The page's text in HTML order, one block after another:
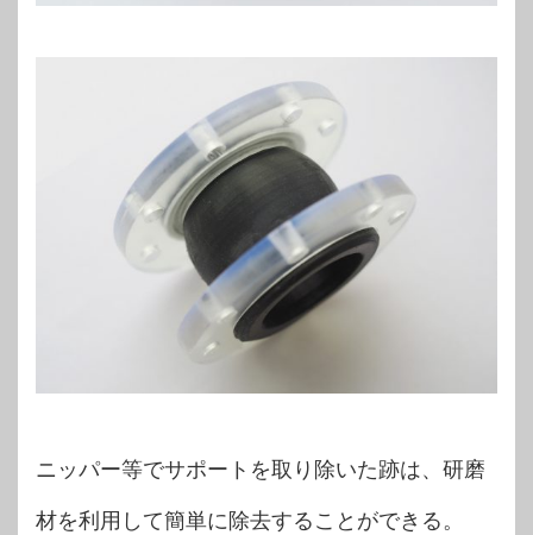
ニッパー等でサポートを取り除いた跡は、研磨
材を利用して簡単に除去することができる。